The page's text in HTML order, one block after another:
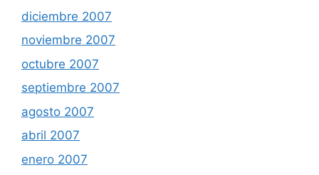
diciembre 2007
noviembre 2007
octubre 2007
septiembre 2007
agosto 2007
abril 2007
enero 2007